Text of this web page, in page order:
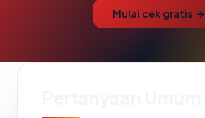
Mulai cek gratis →